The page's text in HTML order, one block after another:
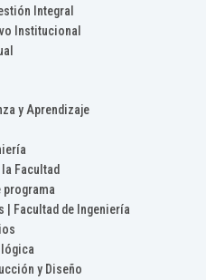
Integral
Institucional
y Aprendizaje
Facultad
programa
| Facultad de Ingeniería
y Diseño